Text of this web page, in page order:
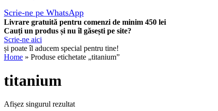
Scrie-ne pe WhatsApp
Livrare gratuită pentru comenzi de minim 450 lei
Cauți un produs și nu îl găsești pe site?
Scrie-ne aici
și poate îl aducem special pentru tine!
Home » Produse etichetate „titanium”
titanium
Afișez singurul rezultat